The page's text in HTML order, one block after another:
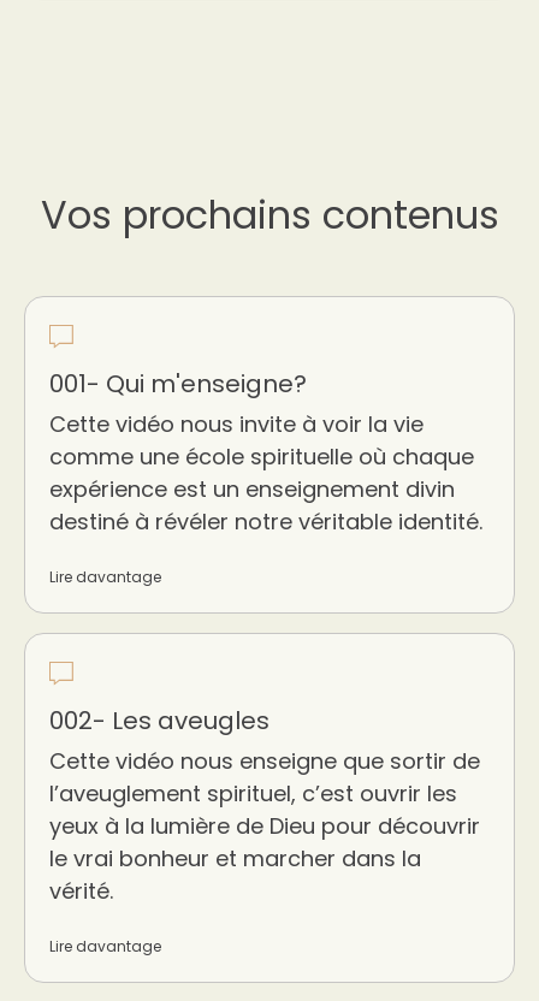
Vos prochains contenus
001- Qui m'enseigne?
Cette vidéo nous invite à voir la vie
comme une école spirituelle où chaque
expérience est un enseignement divin
destiné à révéler notre véritable identité.
Lire davantage
002- Les aveugles
Cette vidéo nous enseigne que sortir de
l’aveuglement spirituel, c’est ouvrir les
yeux à la lumière de Dieu pour découvrir
le vrai bonheur et marcher dans la
vérité.
Lire davantage